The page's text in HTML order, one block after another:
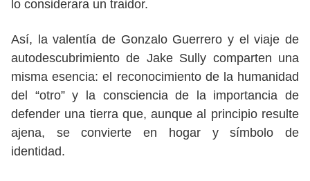
lo considerara un traidor.
Así, la valentía de Gonzalo Guerrero y el viaje de
autodescubrimiento de Jake Sully comparten una
misma esencia: el reconocimiento de la humanidad
del “otro” y la consciencia de la importancia de
defender una tierra que, aunque al principio resulte
ajena, se convierte en hogar y símbolo de
identidad.